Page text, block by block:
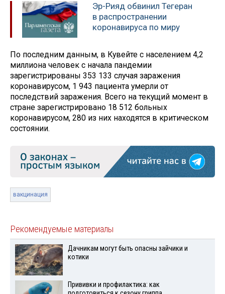
Эр-Рияд обвинил Тегеран
в распространении
коронавируса по миру
По последним данным, в Кувейте с населением 4,2
миллиона человек с начала пандемии
зарегистрированы 353 133 случая заражения
коронавирусом, 1 943 пациента умерли от
последствий заражения. Всего на текущий момент в
стране зарегистрировано 18 512 больных
коронавирусом, 280 из них находятся в критическом
состоянии.
вакцинация
Рекомендуемые материалы
Дачникам могут быть опасны зайчики и
котики
Прививки и профилактика: как